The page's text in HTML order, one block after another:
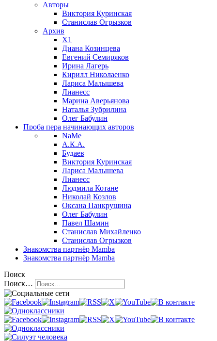
Авторы
Виктория Куринская
Станислав Огрызков
Архив
X1
Диана Козинцева
Евгений Семиряков
Ирина Лагерь
Кирилл Николаенко
Лариса Малышева
Лианесс
Марина Аверьянова
Наталья Зубрилина
Олег Бабулин
Проба пера начинающих авторов
NaMe
А.К.А.
Будаев
Виктория Куринская
Лариса Малышева
Лианесс
Людмила Котане
Николай Козлов
Оксана Панкрушина
Олег Бабулин
Павел Шамин
Станислав Михайленко
Станислав Огрызков
Знакомства партнёр Mamba
Знакомства партнёр Mamba
Поиск
Поиск…